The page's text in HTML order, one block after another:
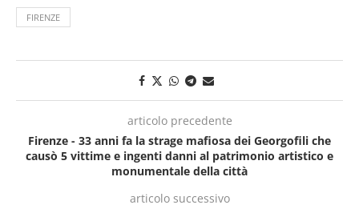
FIRENZE
articolo precedente
Firenze - 33 anni fa la strage mafiosa dei Georgofili che
causò 5 vittime e ingenti danni al patrimonio artistico e
monumentale della città
articolo successivo